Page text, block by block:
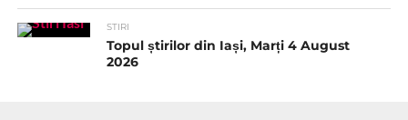
STIRI
Topul știrilor din Iași, Marți 4 August
2026